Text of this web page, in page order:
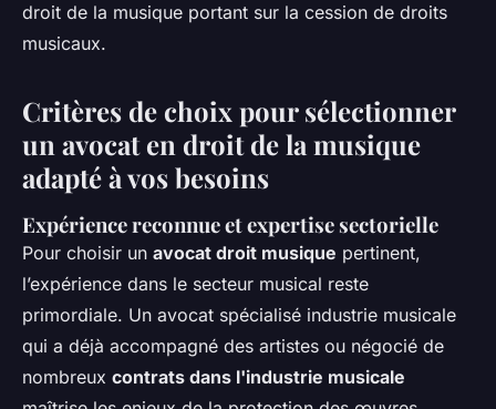
droit de la musique portant sur la cession de droits
musicaux.
Critères de choix pour sélectionner
un avocat en droit de la musique
adapté à vos besoins
Expérience reconnue et expertise sectorielle
Pour choisir un avocat droit musique pertinent,
l’expérience dans le secteur musical reste
primordiale. Un avocat spécialisé industrie musicale
qui a déjà accompagné des artistes ou négocié de
nombreux contrats dans l'industrie musicale